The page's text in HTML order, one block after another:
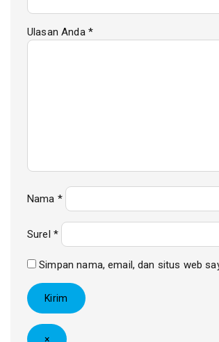
Ulasan Anda *
Nama *
Surel *
Simpan nama, email, dan situs web
×